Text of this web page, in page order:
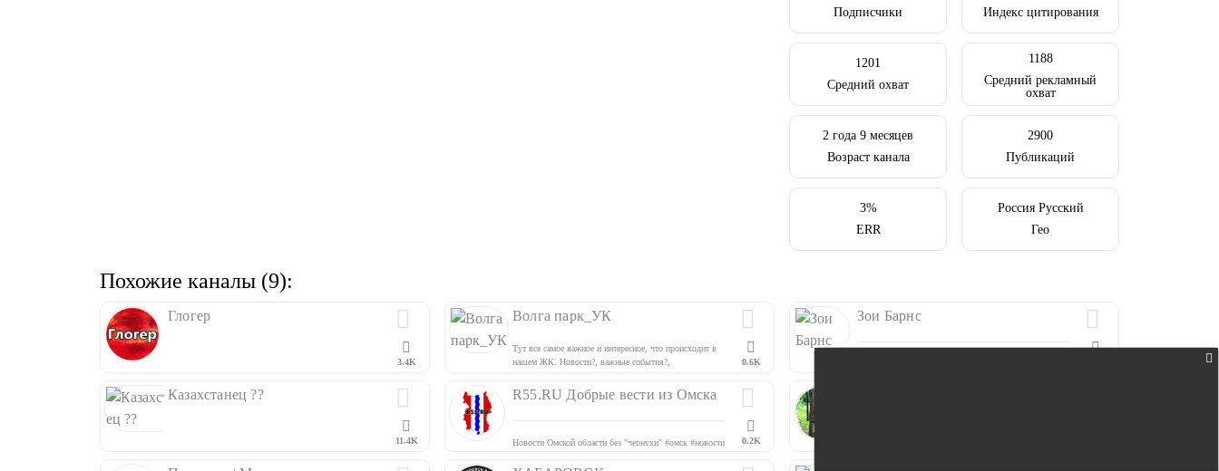
Подписчики
Индекс цитирования
1201
Средний охват
1188
Средний рекламный
охват
2 года 9 месяцев
Возраст канала
2900
Публикаций
3%
ERR
Россия Русский
Гео
Похожие каналы (9):
Глогер
3.4K
Волга парк_УК
Тут все самое важное и интересное, что происходит в
нашем ЖК. Новости?, важные события?,
0.6K
Зои Барнс
Казахстанец ??
11.4K
R55.RU Добрые вести из Омска
Новости Омской области без "чернухи" #омск #новости
0.2K